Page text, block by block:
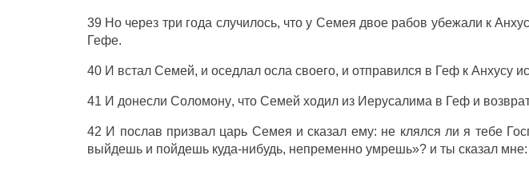
39 Но через три года случилось, что у Семея двое рабов убежали к
Гефе.
40 И встал Семей, и оседлал осла своего, и отправился в Гефк Анхусу
41 И донесли Соломону, что Семей ходилиз Иерусалима в Гефи
42 И послав призвал царь Семея исказал ему: не клялся ли я тебе
выйдешьи пойдешькуда-нибудь, непременно умрешь»? и ты сказалмне: